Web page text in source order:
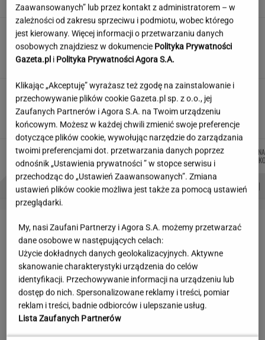
Jedno przekonanie może utrudniać życie
osobom z astygmatyzmem. Zwłaszcza latem
MATERIAŁ PROMOCYJNY
Wakacyjne aktywności a kurzajki. O czym
warto pamiętać, by uniknąć problemu?
MATERIAŁ PROMOCYJNY
Autorzy:
ŁUKASZ
JACHIMIAK
MICHAŁ
TRELA
MIŁOSZ
WIATROWSKI-BUJACZ
JUSTYNA
PROBLEMY POLSKICH SIATKARZY ZNAK Z '30' WISŁAWA SZYMBORSKA
LETNIE OKAZJE
Zaawansowanych” lub przez kontakt z administratorem – w
zależności od zakresu sprzeciwu i podmiotu, wobec którego
jest kierowany. Więcej informacji o przetwarzaniu danych
osobowych znajdziesz w dokumencie Polityka Prywatności
Gazeta.pl i Polityka Prywatności Agora S.A.
Klikając „Akceptuję” wyrażasz też zgodę na zainstalowanie i
przechowywanie plików cookie Gazeta.pl sp. z o.o., jej
Zaufanych Partnerów i Agora S.A. na Twoim urządzeniu
końcowym. Możesz w każdej chwili zmienić swoje preferencje
dotyczące plików cookie, wywołując narzędzie do zarządzania
twoimi preferencjami dot. przetwarzania danych poprzez
odnośnik „Ustawienia prywatności ” w stopce serwisu i
przechodząc do „Ustawień Zaawansowanych”. Zmiana
ustawień plików cookie możliwa jest także za pomocą ustawień
przeglądarki.
My, nasi Zaufani Partnerzy i Agora S.A. możemy przetwarzać
dane osobowe w następujących celach:
Użycie dokładnych danych geolokalizacyjnych. Aktywne
skanowanie charakterystyki urządzenia do celów
identyfikacji. Przechowywanie informacji na urządzeniu lub
dostęp do nich. Spersonalizowane reklamy i treści, pomiar
reklam i treści, badnie odbiorców i ulepszanie usług.
Lista Zaufanych Partnerów